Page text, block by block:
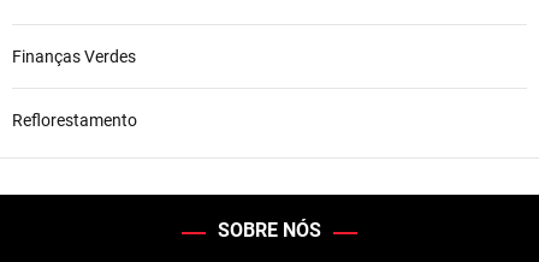
Finanças Verdes
Reflorestamento
SOBRE NÓS